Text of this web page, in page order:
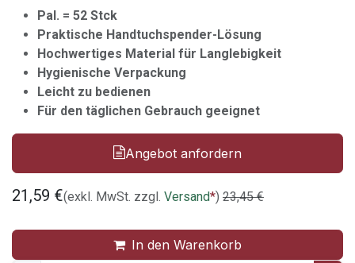
Pal. = 52 Stck
Praktische Handtuchspender-Lösung
Hochwertiges Material für Langlebigkeit
Hygienische Verpackung
Leicht zu bedienen
Für den täglichen Gebrauch geeignet
Angebot anfordern
21,59 €(exkl. MwSt. zzgl. Versand*) 23,45€
In den Warenkorb